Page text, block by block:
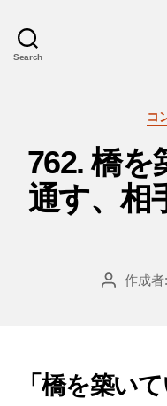
Search
コ
762. 橋を
通す、相
投
作成者:
「橋を築い